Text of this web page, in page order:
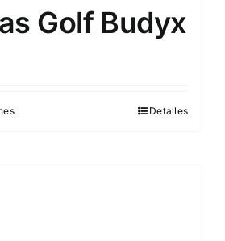
Golf Budyx
Este
Detalles